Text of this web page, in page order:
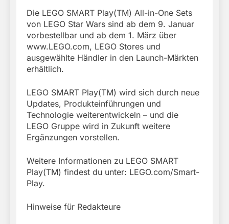
Die LEGO SMART Play(TM) All-in-One Sets
von LEGO Star Wars sind ab dem 9. Januar
vorbestellbar und ab dem 1. März über
www.LEGO.com, LEGO Stores und
ausgewählte Händler in den Launch-Märkten
erhältlich.
LEGO SMART Play(TM) wird sich durch neue
Updates, Produkteinführungen und
Technologie weiterentwickeln – und die
LEGO Gruppe wird in Zukunft weitere
Ergänzungen vorstellen.
Weitere Informationen zu LEGO SMART
Play(TM) findest du unter: LEGO.com/Smart-
Play.
Hinweise für Redakteure